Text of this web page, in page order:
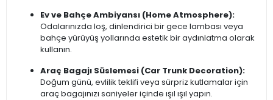
Ev ve Bahçe Ambiyansı (Home Atmosphere):
Odalarınızda loş, dinlendirici bir gece lambası veya
bahçe yürüyüş yollarında estetik bir aydınlatma olarak
kullanın.
Araç Bagajı Süslemesi (Car Trunk Decoration):
Doğum günü, evlilik teklifi veya sürpriz kutlamalar için
araç bagajınızı saniyeler içinde ışıl ışıl yapın.